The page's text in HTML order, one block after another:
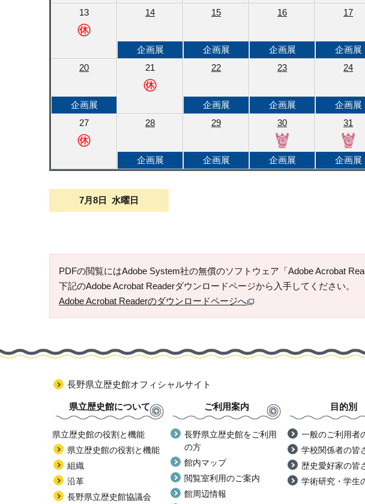
13
14
企画展
15
企画展
16
企画展
17
企画展
20
企画展
21 22
企画展
23
企画展
24
企画展
27
28
企画展
29
企画展
30
企画展
31
企画展
7月8日 水曜日
PDFの閲覧にはAdobe System社の無償のソフトウェア「Adobe Acrobat
下記のAdobe Acrobat Readerダウンロードページから入手してください。
Adobe Acrobat Readerのダウンロードページへ
長野県立歴史館オフィシャルサイト
県立歴史館について
県立歴史館の役割と機能
県立歴史館の役割と機能
組織
沿革
長野県立歴史館協議会
ご利用案内
長野県立歴史館をご利用
の方
館内マップ
閲覧室利用のご案内
館周辺情報
目的別
一般のご利用者
学校関係者の皆
歴史愛好家の皆
学術研究・学生